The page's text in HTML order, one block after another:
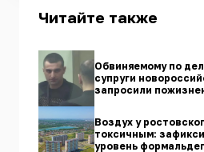
Читайте также
Обвиняемому по
супруги
запросили
Воздух у
токсичным:
уровень